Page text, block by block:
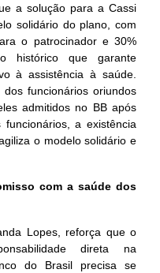
a solução para a Cassi
solidário do plano, com
o patrocinador e 30%
histórico que garante
à assistência à saúde.
funcionários oriundos
admitidos no BB após
a existência
o modelo solidário e
com a saúde dos
Lopes, reforça que o
direta na
do Brasil precisa se